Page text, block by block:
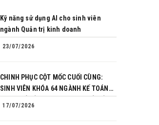
Kỹ năng sử dụng AI cho sinh viên
ngành Quản trị kinh doanh
23/07/2026
CHINH PHỤC CỘT MỐC CUỐI CÙNG:
SINH VIÊN KHÓA 64 NGÀNH KẾ TOÁN
17/07/2026